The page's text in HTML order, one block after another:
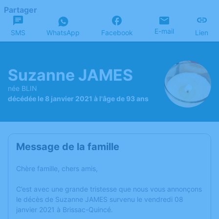
Partager
SMS WhatsApp Facebook E-mail Lien
Suzanne JAMES
née BLIN
décédée le 8 janvier 2021 à l'âge de 93 ans
Message de la famille
Chère famille, chers amis,
C’est avec une grande tristesse que nous vous annonçons
le décès de Suzanne JAMES survenu le vendredi 08
janvier 2021 à Brissac-Quincé.